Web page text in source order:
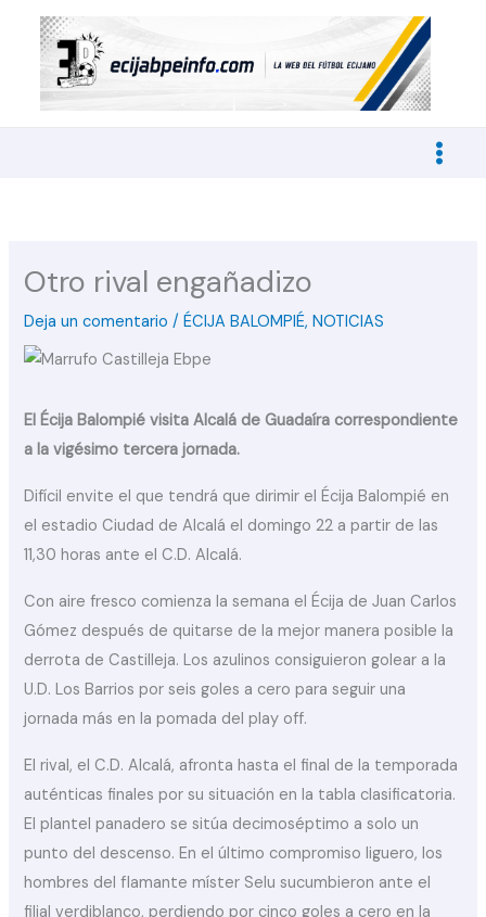
contenido
Otro rival engañadizo
Deja un comentario /ÉCIJA BALOMPIÉ,NOTICIAS
El Écija Balompié visita Alcalá de Guadaíra correspondiente
a la vigésimo tercera jornada.
Difícil envite el que tendrá que dirimir el Écija Balompié en
el estadio Ciudad de Alcalá el domingo 22 a partir de las
11,30 horas ante el C.D. Alcalá.
Con aire fresco comienza la semana el Écija de Juan Carlos
Gómez después de quitarse de la mejor manera posible la
derrota de Castilleja. Los azulinos consiguieron golear a la
U.D. Los Barrios por seis goles a cero para seguir una
jornada más en la pomada del play off.
El rival, el C.D. Alcalá, afronta hasta el final de la temporada
auténticas finales por su situación en la tabla clasificatoria.
El plantel panadero se sitúa decimoséptimo a solo un
punto del descenso. En el último compromiso liguero, los
hombres del flamante míster Selu sucumbieron ante el
filial verdiblanco, perdiendo por cinco goles a cero en la